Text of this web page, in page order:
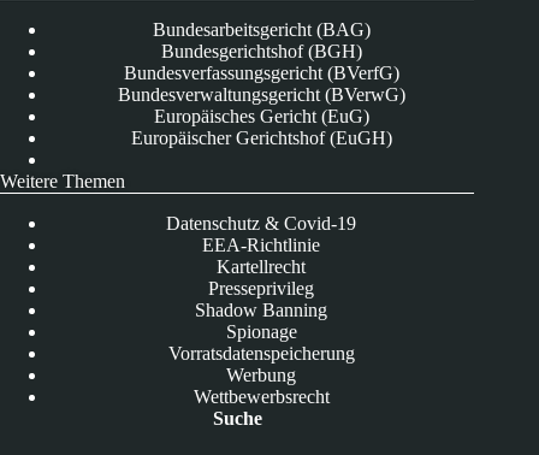
Bundesarbeitsgericht (BAG)
Bundesgerichtshof (BGH)
Bundesverfassungsgericht (BVerfG)
Bundesverwaltungsgericht (BVerwG)
Europäisches Gericht (EuG)
Europäischer Gerichtshof (EuGH)
Weitere Themen
Datenschutz & Covid-19
EEA-Richtlinie
Kartellrecht
Presseprivileg
Shadow Banning
Spionage
Vorratsdatenspeicherung
Werbung
Wettbewerbsrecht
Suche